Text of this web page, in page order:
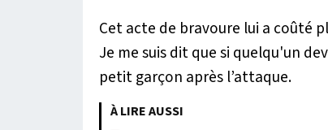
Cet acte de bravoure lui a coûté
Je me suis dit que si quelqu'un
petit garçon après l’attaque.
À LIRE AUSSI